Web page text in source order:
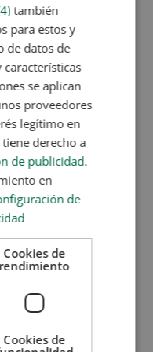
propios del
bipolar o trastorno
clasificación con
(derivados de
(hipnosedantes o
estos
a patologías
se consideran
toman sin control y
quedan
los necesitan, pero
con bebidas
clase u otro tipo de
también
para estos y
de datos de
características
se aplican
proveedores
legítimo en
derecho a
de publicidad.
en
de
Cookies de
rendimiento
Cookies de